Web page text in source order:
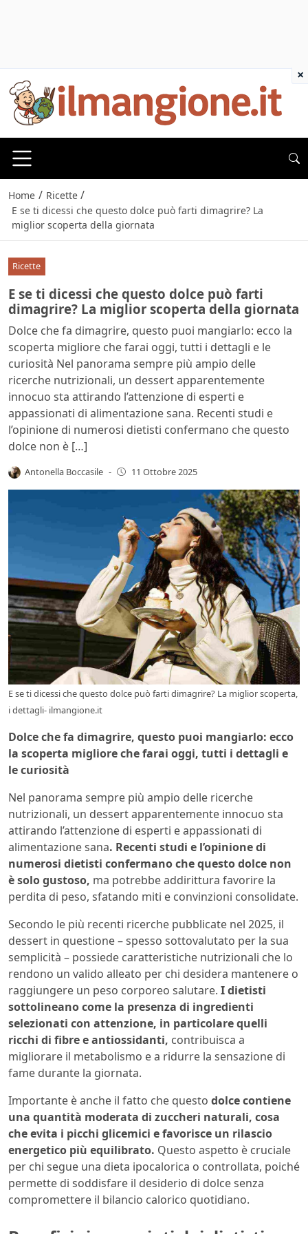
Home / Ricette /
E se ti dicessi che questo dolce può farti dimagrire? La
miglior scoperta della giornata
Ricette
E se ti dicessi che questo dolce può farti
dimagrire? La miglior scoperta della giornata
Dolce che fa dimagrire, questo puoi mangiarlo: ecco la
scoperta migliore che farai oggi, tutti i dettagli e le
curiosità Nel panorama sempre più ampio delle
ricerche nutrizionali, un dessert apparentemente
innocuo sta attirando l’attenzione di esperti e
appassionati di alimentazione sana. Recenti studi e
l’opinione di numerosi dietisti confermano che questo
dolce non è […]
Antonella Boccasile - 11 Ottobre 2025
E se ti dicessi che questo dolce può farti dimagrire? La miglior scoperta,
i dettagli- ilmangione.it
Dolce che fa dimagrire, questo puoi mangiarlo: ecco
la scoperta migliore che farai oggi, tutti i dettagli e
le curiosità
Nel panorama sempre più ampio delle ricerche
nutrizionali, un dessert apparentemente innocuo sta
attirando l’attenzione di esperti e appassionati di
alimentazione sana. Recenti studi e l’opinione di
numerosi dietisti confermano che questo dolce non
è solo gustoso, ma potrebbe addirittura favorire la
perdita di peso, sfatando miti e convinzioni consolidate.
Secondo le più recenti ricerche pubblicate nel 2025, il
dessert in questione – spesso sottovalutato per la sua
semplicità – possiede caratteristiche nutrizionali che lo
rendono un valido alleato per chi desidera mantenere o
raggiungere un peso corporeo salutare. I dietisti
sottolineano come la presenza di ingredienti
selezionati con attenzione, in particolare quelli
ricchi di fibre e antiossidanti, contribuisca a
migliorare il metabolismo e a ridurre la sensazione di
fame durante la giornata.
Importante è anche il fatto che questo dolce contiene
una quantità moderata di zuccheri naturali, cosa
che evita i picchi glicemici e favorisce un rilascio
energetico più equilibrato. Questo aspetto è cruciale
per chi segue una dieta ipocalorica o controllata, poiché
permette di soddisfare il desiderio di dolce senza
compromettere il bilancio calorico quotidiano.
×